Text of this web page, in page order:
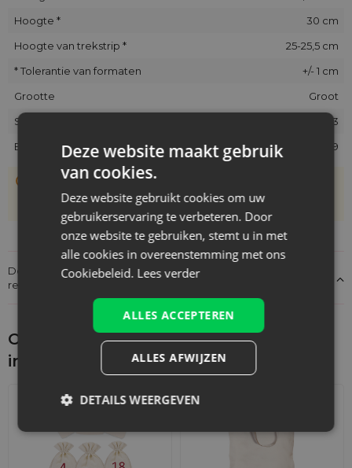
Hoogte *
30 cm
Hoogte van trekstrip *
25-25,5 cm
* Tolerantie van formaten
+/- 1 cm
Grootte
Groot
SKU
JUT-2230-GRX-383
EAN
5903003406969
De zakjes zijn met de hand genaaid, daarom kan hun
werkelijke grootte afwijken van de opgegeven maat met
Details over de conformiteit van het product met de
regelgeving: Productverantwoordelijkheid
Ontdek wat je nog meer zou kunnen
interesseren
Deze website maakt gebruik
van cookies.
Deze website gebruikt cookies om uw
gebruikerservaring te verbeteren. Door
onze website te gebruiken, stemt u in met
alle cookies in overeenstemming met ons
Cookiebeleid. Lees verder
ALLES ACCEPTEREN
ALLES AFWIJZEN
DETAILS WEERGEVEN